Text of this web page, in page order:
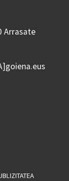
Arrasate